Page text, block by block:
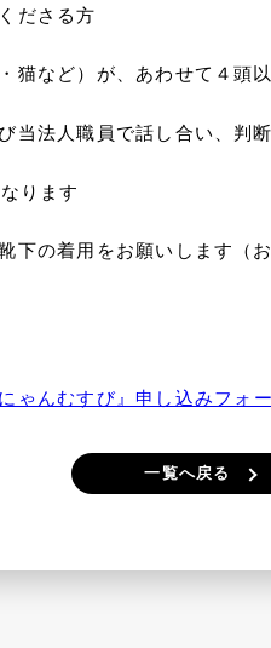
ださる方
猫など）が、あわせて４頭
当法人職員で話し合い、判
ります
下の着用をお願いします（
ゃんむすび』申し込みフォ
一覧へ戻る